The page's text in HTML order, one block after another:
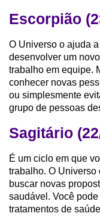
Escorpião
O Universo o ajuda
desenvolver um
trabalho em equipe.
conhecer novas
ou simplesmente
grupo de pessoas
Sagitário
É um ciclo em que
trabalho. O Universo
buscar novas
saudável. Você
tratamentos de